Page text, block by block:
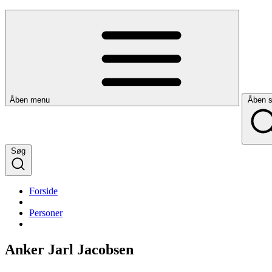
Åben menu Åben
Søg
Forside
Personer
Anker Jarl Jacobsen